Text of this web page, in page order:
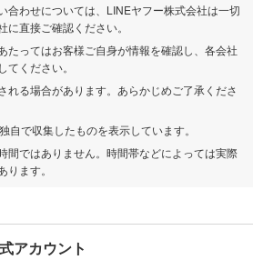
合わせについては、LINEヤフー株式会社は一切
直接ご確認ください。
たってはお客様ご自身が情報を確認し、各会社
ください。
れる場合があります。あらかじめご了承くださ
自で収集したものを表示しています。
間ではありません。時間帯などによっては実際
ます。
アカウント